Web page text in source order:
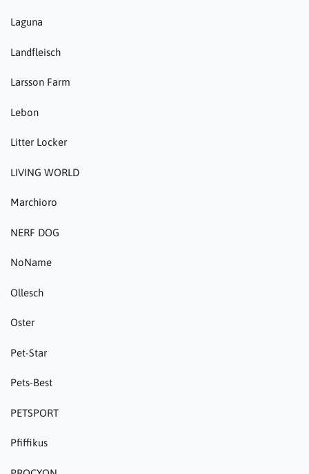
Laguna
Landfleisch
Larsson Farm
Lebon
Litter Locker
LIVING WORLD
Marchioro
NERF DOG
NoName
Ollesch
Oster
Pet-Star
Pets-Best
PETSPORT
Pfiffikus